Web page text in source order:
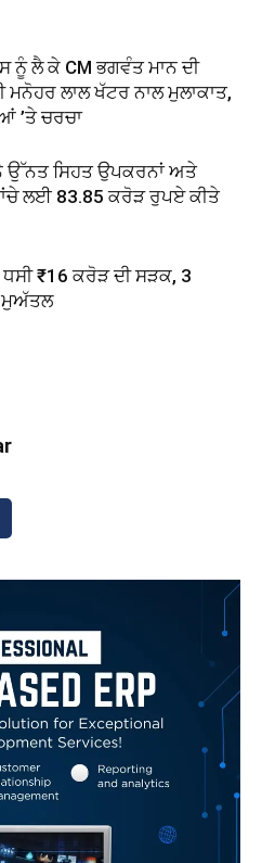
ਨੂੰ ਲੈ ਕੇ CM ਭਗਵੰਤ ਮਾਨ ਦੀ
ਮਨੋਹਰ ਲਾਲ ਖੱਟਰ ਨਾਲ ਮੁਲਾਕਾਤ,
’ਤੇ ਚਰਚਾ
ਉੱਨਤ ਸਿਹਤ ਉਪਕਰਨਾਂ ਅਤੇ
ਲਈ 83.85 ਕਰੋੜ ਰੁਪਏ ਕੀਤੇ
ਧਸੀ ₹16 ਕਰੋੜ ਦੀ ਸੜਕ, 3
ਮੁਅੱਤਲ